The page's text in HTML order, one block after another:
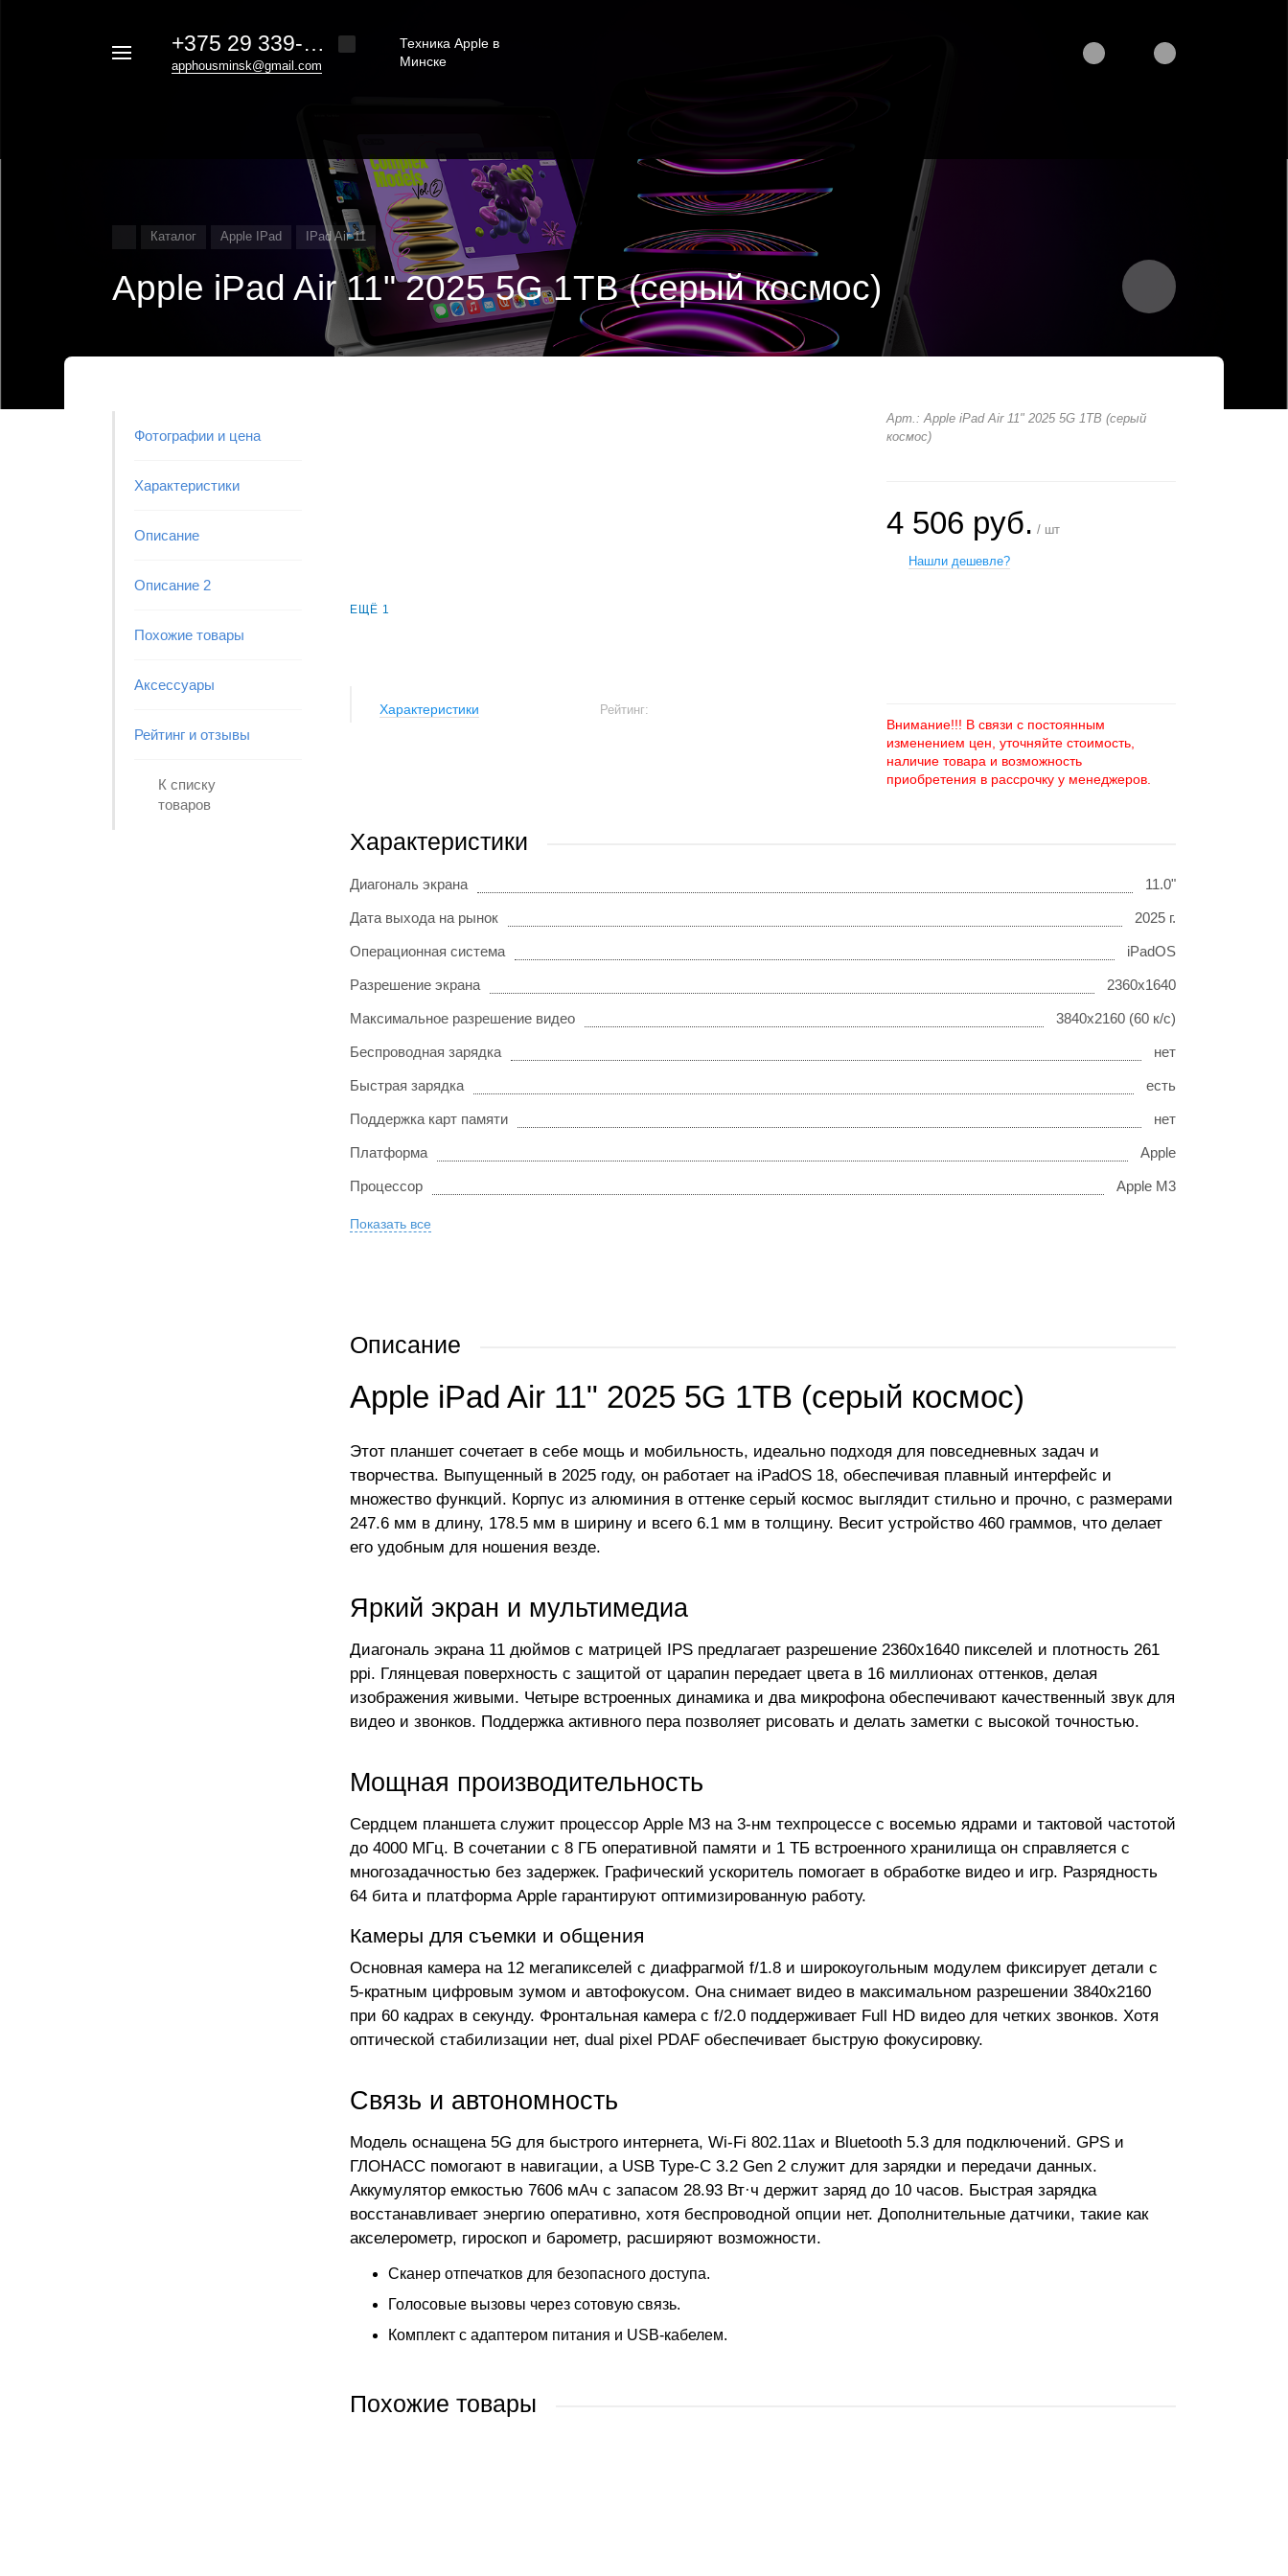
+375 29 339-20-30
apphousminsk@gmail.com
Техника Apple в
Минске
Каталог Apple IPad IPad Air 11
Apple iPad Air 11" 2025 5G 1TB (серый космос)
Фотографии и цена
Характеристики
Описание
Описание 2
Похожие товары
Аксессуары
Рейтинг и отзывы
К списку
товаров
ЕЩЁ 1
Характеристики Рейтинг:
Арт.: Apple iPad Air 11" 2025 5G 1TB (серый
космос)
4 506 руб. / шт
Нашли дешевле?
Внимание!!! В связи с постоянным
изменением цен, уточняйте стоимость,
наличие товара и возможность
приобретения в рассрочку у менеджеров.
Характеристики
Диагональ экрана 11.0"
Дата выхода на рынок 2025 г.
Операционная система iPadOS
Разрешение экрана 2360x1640
Максимальное разрешение видео 3840x2160 (60 к/с)
Беспроводная зарядка нет
Быстрая зарядка есть
Поддержка карт памяти нет
Платформа Apple
Процессор Apple M3
Показать все
Описание
Apple iPad Air 11" 2025 5G 1TB (серый космос)
Этот планшет сочетает в себе мощь и мобильность, идеально подходя для повседневных задач и
творчества. Выпущенный в 2025 году, он работает на iPadOS 18, обеспечивая плавный интерфейс и
множество функций. Корпус из алюминия в оттенке серый космос выглядит стильно и прочно, с размерами
247.6 мм в длину, 178.5 мм в ширину и всего 6.1 мм в толщину. Весит устройство 460 граммов, что делает
его удобным для ношения везде.
Яркий экран и мультимедиа
Диагональ экрана 11 дюймов с матрицей IPS предлагает разрешение 2360x1640 пикселей и плотность 261
ppi. Глянцевая поверхность с защитой от царапин передает цвета в 16 миллионах оттенков, делая
изображения живыми. Четыре встроенных динамика и два микрофона обеспечивают качественный звук для
видео и звонков. Поддержка активного пера позволяет рисовать и делать заметки с высокой точностью.
Мощная производительность
Сердцем планшета служит процессор Apple M3 на 3-нм техпроцессе с восемью ядрами и тактовой частотой
до 4000 МГц. В сочетании с 8 ГБ оперативной памяти и 1 ТБ встроенного хранилища он справляется с
многозадачностью без задержек. Графический ускоритель помогает в обработке видео и игр. Разрядность
64 бита и платформа Apple гарантируют оптимизированную работу.
Камеры для съемки и общения
Основная камера на 12 мегапикселей с диафрагмой f/1.8 и широкоугольным модулем фиксирует детали с
5-кратным цифровым зумом и автофокусом. Она снимает видео в максимальном разрешении 3840x2160
при 60 кадрах в секунду. Фронтальная камера с f/2.0 поддерживает Full HD видео для четких звонков. Хотя
оптической стабилизации нет, dual pixel PDAF обеспечивает быструю фокусировку.
Связь и автономность
Модель оснащена 5G для быстрого интернета, Wi-Fi 802.11ax и Bluetooth 5.3 для подключений. GPS и
ГЛОНАСС помогают в навигации, а USB Type-C 3.2 Gen 2 служит для зарядки и передачи данных.
Аккумулятор емкостью 7606 мАч с запасом 28.93 Вт·ч держит заряд до 10 часов. Быстрая зарядка
восстанавливает энергию оперативно, хотя беспроводной опции нет. Дополнительные датчики, такие как
акселерометр, гироскоп и барометр, расширяют возможности.
Сканер отпечатков для безопасного доступа.
Голосовые вызовы через сотовую связь.
Комплект с адаптером питания и USB-кабелем.
Похожие товары